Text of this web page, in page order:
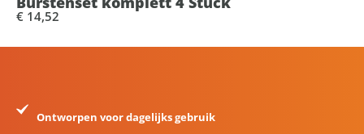
€ 14,52
Ontworpen voor dagelijks gebruik